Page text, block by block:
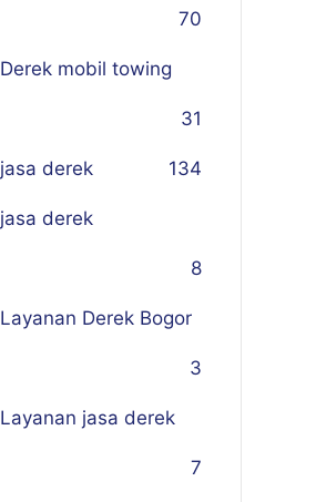
70
mobil towing
31
derek 134
derek
8
Derek Bogor
3
jasa derek
7